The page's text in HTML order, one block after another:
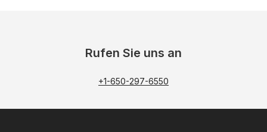
Rufen Sie uns an
+1-650-297-6550